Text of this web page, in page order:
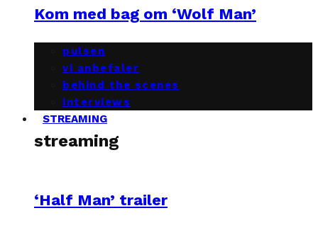
Kom med bag om ‘Wolf Man’
pulsen
vi anbefaler
behind the scenes
interviews
STREAMING
streaming
‘Half Man’ trailer